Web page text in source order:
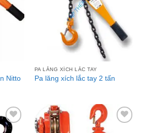
Nitto
PA LĂNG XÍCH LẮC TAY
Pa lăng xích lắc tay 2 tấn